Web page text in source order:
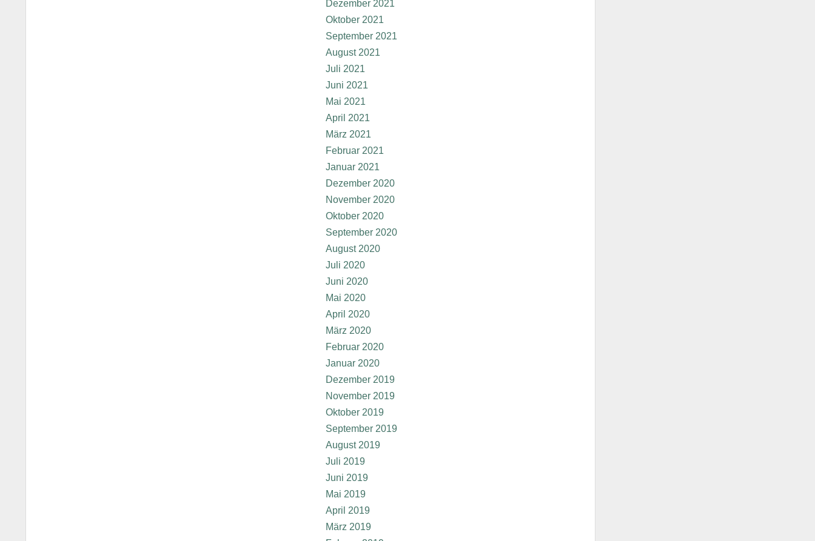
Dezember 2021
Oktober 2021
September 2021
August 2021
Juli 2021
Juni 2021
Mai 2021
April 2021
März 2021
Februar 2021
Januar 2021
Dezember 2020
November 2020
Oktober 2020
September 2020
August 2020
Juli 2020
Juni 2020
Mai 2020
April 2020
März 2020
Februar 2020
Januar 2020
Dezember 2019
November 2019
Oktober 2019
September 2019
August 2019
Juli 2019
Juni 2019
Mai 2019
April 2019
März 2019